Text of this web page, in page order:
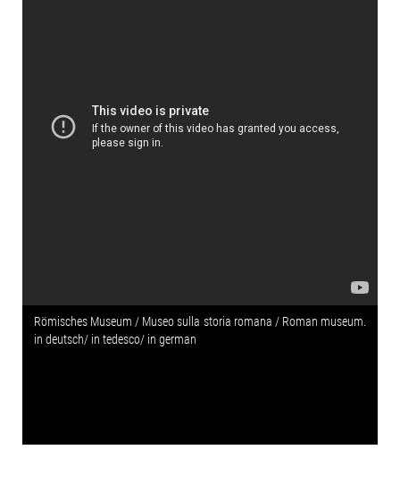
Römisches Museum / Museo sulla storia romana / Roman museum.
in deutsch/ in tedesco/ in german